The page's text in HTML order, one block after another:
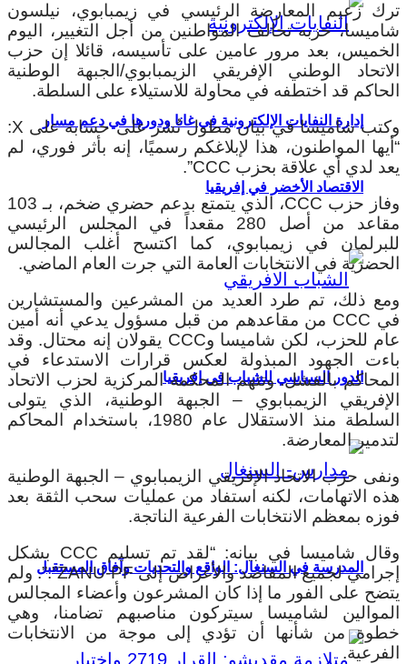
إدارة النفايات الإلكترونية في غانا ودورها في دعم مسار
الاقتصاد الأخضر في إفريقيا
الدور السياسي للشباب في إفريقيا
المدرسة في السنغال: الواقع والتحديات وآفاق المستقبل
ترك زعيم المعارضة الرئيسي في زيمبابوي، نيلسون
شاميسا، حزبه تحالف المواطنين من أجل التغيير، اليوم
الخميس، بعد مرور عامين على تأسيسه، قائلا إن حزب
الاتحاد الوطني الإفريقي الزيمبابوي/الجبهة الوطنية
الحاكم قد اختطفه في محاولة للاستيلاء على السلطة.
وكتب شاميسا في بيان مطول نُشر على حسابه على X:
“أيها المواطنون، هذا لإبلاغكم رسميًا، إنه بأثر فوري، لم
يعد لدي أي علاقة بحزب CCC”.
وفاز حزب CCC، الذي يتمتع بدعم حضري ضخم، بـ 103
مقاعد من أصل 280 مقعداً في المجلس الرئيسي
للبرلمان في زيمبابوي، كما اكتسح أغلب المجالس
الحضرية في الانتخابات العامة التي جرت العام الماضي.
ومع ذلك، تم طرد العديد من المشرعين والمستشارين
في CCC من مقاعدهم من قبل مسؤول يدعي أنه أمين
عام للحزب، لكن شاميسا وCCC يقولان إنه محتال. وقد
باءت الجهود المبذولة لعكس قرارات الاستدعاء في
المحاكم بالفشل. وتتهم المحكمة المركزية لحزب الاتحاد
الإفريقي الزيمبابوي – الجبهة الوطنية، الذي يتولى
السلطة منذ الاستقلال عام 1980، باستخدام المحاكم
لتدمير المعارضة.
ونفى حزب الاتحاد الإفريقي الزيمبابوي – الجبهة الوطنية
هذه الاتهامات، لكنه استفاد من عمليات سحب الثقة بعد
فوزه بمعظم الانتخابات الفرعية الناتجة.
وقال شاميسا في بيانه: “لقد تم تسليم CCC بشكل
إجرامي لجميع المقاصد والأغراض إلى ZANU-PF”.”. ولم
يتضح على الفور ما إذا كان المشرعون وأعضاء المجالس
الموالين لشاميسا سيتركون مناصبهم تضامنا، وهي
خطوة من شأنها أن تؤدي إلى موجة من الانتخابات
الفرعية.